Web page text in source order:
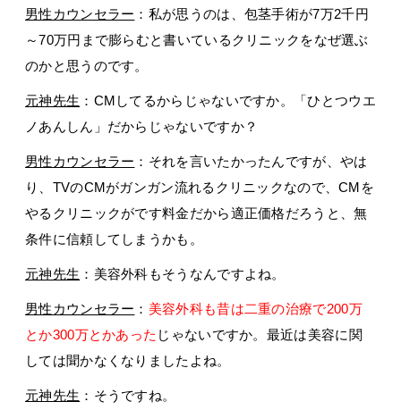
男性カウンセラー ：私が思うのは、包茎手術が7万2千円
～70万円まで膨らむと書いているクリニックをなぜ選ぶ
のかと思うのです。
元神先生 ：CMしてるからじゃないですか。「ひとつウエ
ノあんしん」だからじゃないですか？
男性カウンセラー ：それを言いたかったんですが、やは
り、TVのCMがガンガン流れるクリニックなので、CMを
やるクリニックがです料金だから適正価格だろうと、無
条件に信頼してしまうかも。
元神先生 ：美容外科もそうなんですよね。
男性カウンセラー ： 美容外科も昔は二重の治療で200万
とか300万とかあった じゃないですか。最近は美容に関
しては聞かなくなりましたよね。
元神先生 ：そうですね。